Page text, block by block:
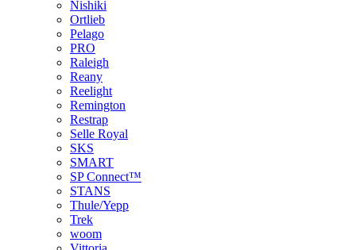
Nishiki
Ortlieb
Pelago
PRO
Raleigh
Reany
Reelight
Remington
Restrap
Selle Royal
SKS
SMART
SP Connect™
STANS
Thule/Yepp
Trek
woom